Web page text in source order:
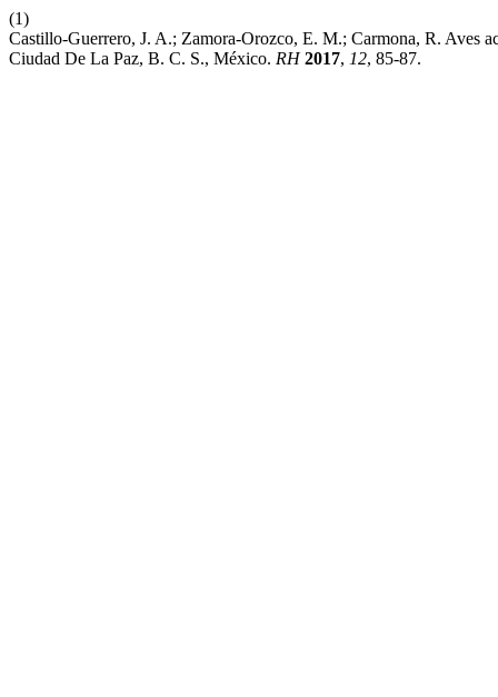
(1)
Castillo-Guerrero, J. A.; Zamora-Orozco, E. M.; Carmona, R. Aves
Ciudad De La Paz, B. C. S., México. RH 2017, 12, 85-87.